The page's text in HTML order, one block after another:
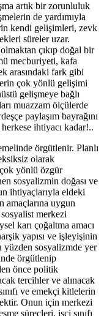
artık bir zorunluluk
de yardımıyla
kendi gelişimleri, zevk
süreler uzar.
çıkıp doğal bir
mecburiyeti, kafa
arasındaki fark gibi
çok yönlü gelişimi
gelişmeye bağlı
muazzam ölçülerde
paylaşım bayrağını
ihtiyacı kadar!..
örgütlenir. Planlı
olarak
yönlü özgür
sosyalizmin doğası ve
ihtiyaçlarıyla eldeki
amaçlarına uygun
merkezi
karı çoğaltma amacı
yapısı ve işleyişinin
yüzden sosyalizmde yer
örgütlenip
önce politik
tercihler ve alınacak
ve emekçi kitlelerin
Onun için merkezi
süreçleri, işçi sınıfı